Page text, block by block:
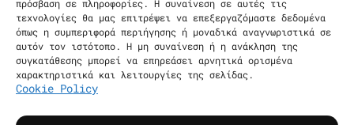
πρόσβαση σε πληροφορίες. Η συναίνεση σε αυτές τις
τεχνολογίες θα μας επιτρέψει να επεξεργαζόμαστε δεδομένα
όπως η συμπεριφορά περιήγησης ή μοναδικά αναγνωριστικά σε
αυτόν τον ιστότοπο. Η μη συναίνεση ή η ανάκληση της
συγκατάθεσης μπορεί να επηρεάσει αρνητικά ορισμένα
χαρακτηριστικά και λειτουργίες της σελίδας.
Cookie Policy
Ασφαλείς Πληρωμές